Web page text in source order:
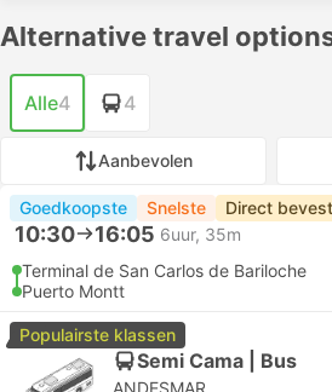
Alternative travel
Alle4 4
Aanbevolen
Goedkoopste Snelste Direct
10:30 16:05 6uur, 35m
Terminal de San Carlos de Bariloche
Puerto Montt
Populairste klassen
Semi Cama | Bus
ANDESMAR